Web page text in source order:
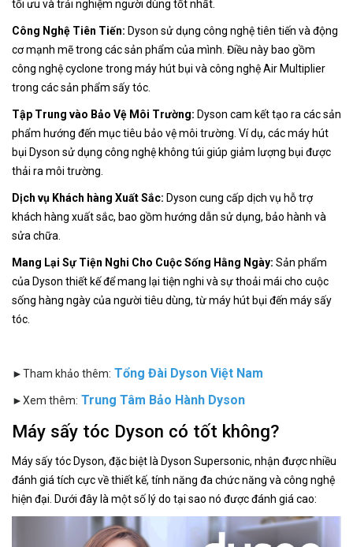
tối ưu và trải nghiệm người dùng tốt nhất.
Công Nghệ Tiên Tiến: Dyson sử dụng công nghệ tiên tiến và động
cơ mạnh mẽ trong các sản phẩm của mình. Điều này bao gồm
công nghệ cyclone trong máy hút bụi và công nghệ Air Multiplier
trong các sản phẩm sấy tóc.
Tập Trung vào Bảo Vệ Môi Trường: Dyson cam kết tạo ra các sản
phẩm hướng đến mục tiêu bảo vệ môi trường. Ví dụ, các máy hút
bụi Dyson sử dụng công nghệ không túi giúp giảm lượng bụi được
thải ra môi trường.
Dịch vụ Khách hàng Xuất Sắc: Dyson cung cấp dịch vụ hỗ trợ
khách hàng xuất sắc, bao gồm hướng dẫn sử dụng, bảo hành và
sửa chữa.
Mang Lại Sự Tiện Nghi Cho Cuộc Sống Hằng Ngày: Sản phẩm
của Dyson thiết kế để mang lại tiện nghi và sự thoải mái cho cuộc
sống hàng ngày của người tiêu dùng, từ máy hút bụi đến máy sấy
tóc.
►Tham khảo thêm: Tổng Đài Dyson Việt Nam
►Xem thêm: Trung Tâm Bảo Hành Dyson
Máy sấy tóc Dyson có tốt không?
Máy sấy tóc Dyson, đặc biệt là Dyson Supersonic, nhận được nhiều
đánh giá tích cực về thiết kế, tính năng đa chức năng và công nghệ
hiện đại. Dưới đây là một số lý do tại sao nó được đánh giá cao: